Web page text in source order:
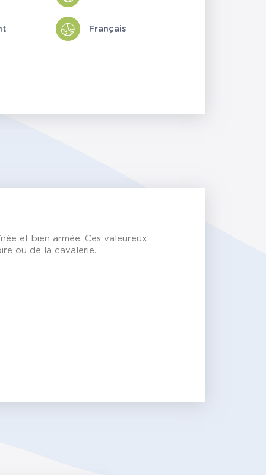
Français
et bien armée. Ces valeureux
ou de la cavalerie.